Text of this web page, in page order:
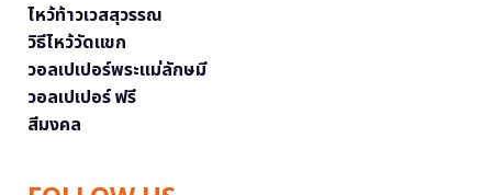
ไหว้ท้าวเวสสุวรรณ
วิธีไหว้วัดแขก
วอลเปเปอร์พระแม่ลักษมี
วอลเปเปอร์ ฟรี
สีมงคล